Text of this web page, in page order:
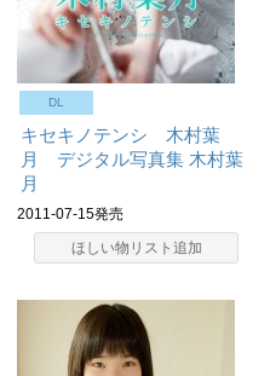
DL
キセキノテンシ 木村葉
月 デジタル写真集 木村葉
月
2011-07-15発売
ほしい物リスト追加